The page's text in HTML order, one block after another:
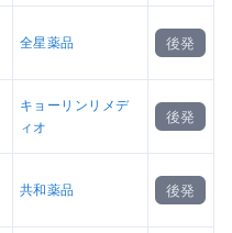
全星薬品 後発
キョーリンリメデ
ィオ
後発
共和薬品 後発